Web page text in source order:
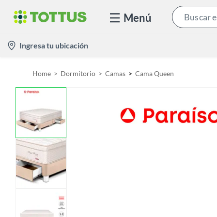
Menú
Ingresa tu ubicación
Home Dormitorio Camas Cama Queen